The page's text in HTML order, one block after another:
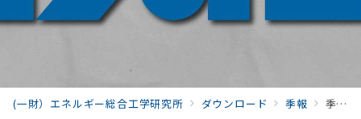
(一財）エネルギー総合工学研究所 ダウンロード 季報 季報48－4_08_09_Closing_Remarks_202602_Vol48_No4